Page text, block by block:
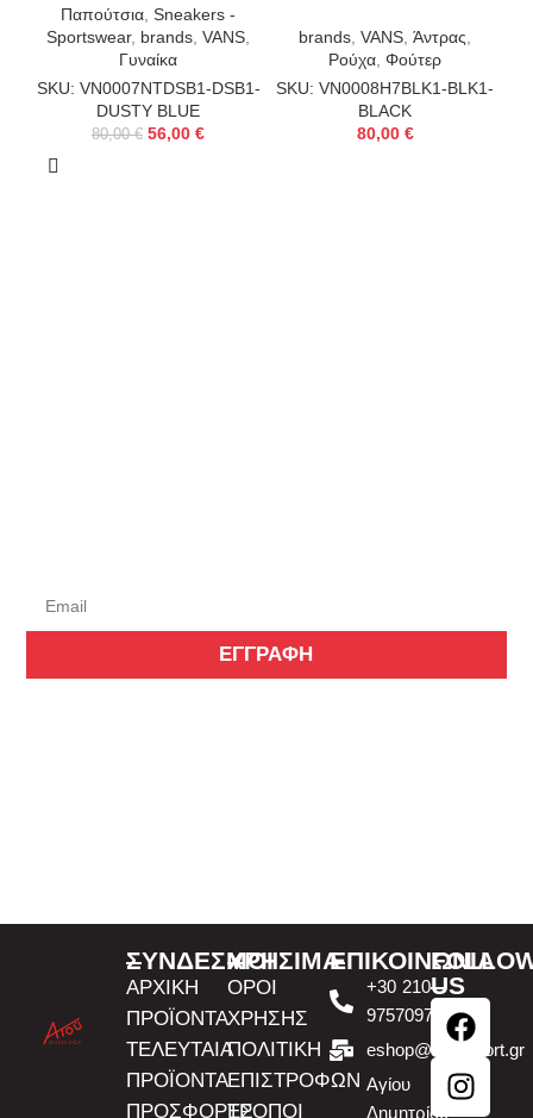
Παπούτσια Sneakers -
Sportswear, brands VANS
Γυναίκα
SKU: VN0007NTDSB1-DSB1-
DUSTY BLUE
80,00€ 56,00 €
brands VANS Άντρας
Ρούχα Φούτερ
SKU: VN0008H7BLK1-BLK1-
BLACK
80,00 €
ΕΓΓΡΑΦΗ
ΣΥΝΔΕΣΜΟΙ
ΑΡΧΙΚΗ
ΠΡΟΪΟΝΤΑ
ΤΕΛΕΥΤΑΙΑ
ΠΡΟΪΟΝΤΑ
ΠΡΟΣΦΟΡΕΣ
ΧΡΗΣΙΜΑ
ΟΡΟΙ
ΧΡΗΣΗΣ
ΠΟΛΙΤΙΚΗ
ΕΠΙΣΤΡΟΦΩΝ
ΤΡΟΠΟΙ
ΕΠΙΚΟΙΝΩΝΙΑ
+30 210
9757097
eshop@atousport.gr
Αγίου
Δημητρίου
US